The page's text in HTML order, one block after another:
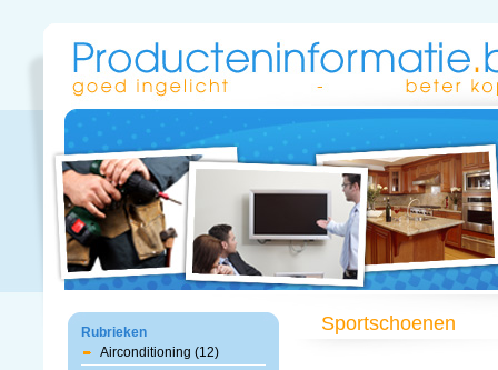
Rubrieken
Airconditioning (12)
Sportschoenen